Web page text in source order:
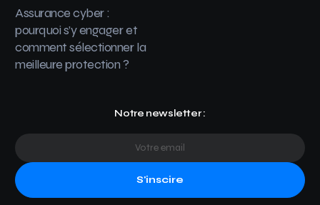
Assurance cyber :
pourquoi s’y engager et
comment sélectionner la
meilleure protection ?
Notre newsletter :
S'inscire